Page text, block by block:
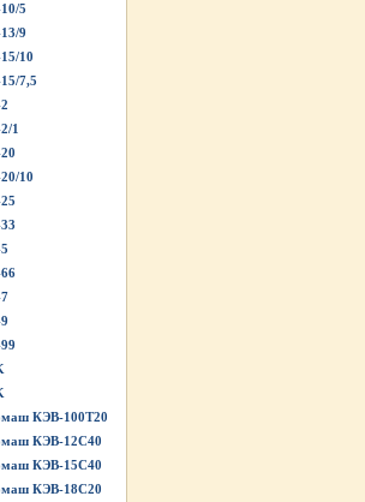
5
9
10
7,5
1
10
КЭВ-100Т20
КЭВ-12С40
КЭВ-15С40
КЭВ-18С20